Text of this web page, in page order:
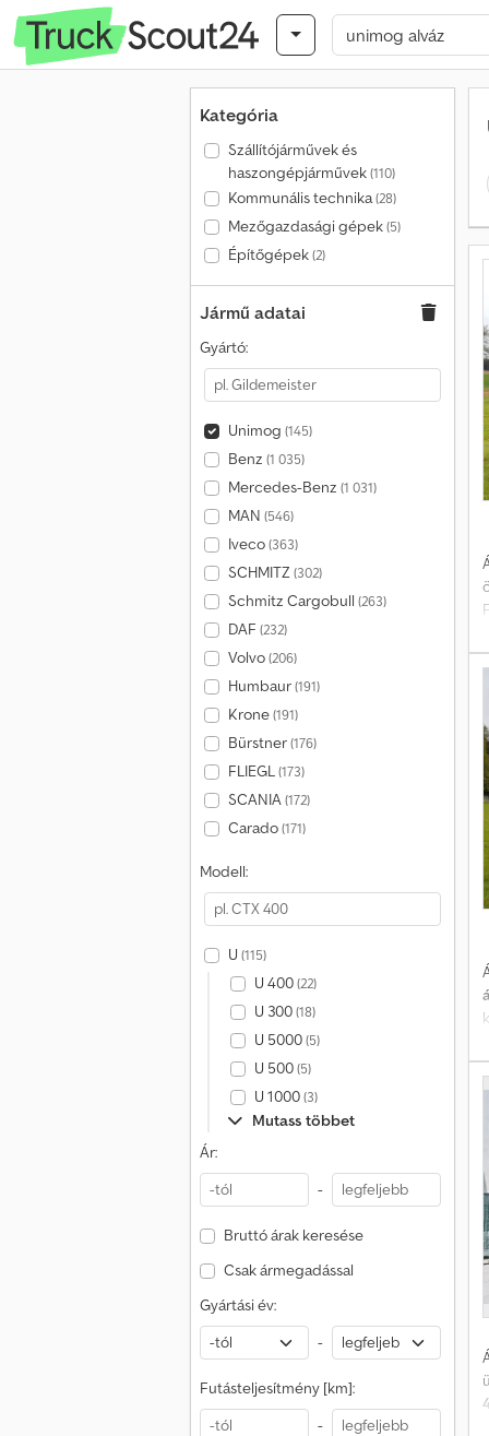
Kategória
Szállítójárművek és
haszongépjárművek(110)
Kommunális technika(28)
Mezőgazdasági gépek(5)
Építőgépek(2)
Jármű adatai
Gyártó:
Unimog (145)
Benz (1 035)
Mercedes-Benz (1 031)
MAN (546)
Iveco(363)
SCHMITZ(302)
Schmitz Cargobull (263)
DAF (232)
Volvo(206)
Humbaur(191)
Krone(191)
Bürstner(176)
FLIEGL(173)
SCANIA(172)
Carado(171)
Modell:
U (115)
U 400(22)
U 300(18)
U 5000(5)
U 500(5)
U 1000(3)
Mutass többet
Ár:
-
Bruttó árak keresése
Csak ármegadással
Gyártási év:
-
Futásteljesítmény [km]:
-